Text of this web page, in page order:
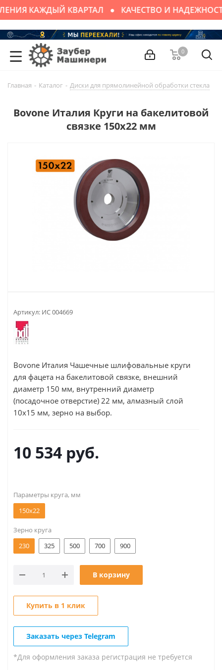
КАЖДЫЙ КВАРТАЛ КАЧЕСТВО И
0
Главная - Каталог - Диски для прямолинейной обработки стекла
Bovone Италия Круги на бакелитовой
связке 150х22 мм
Артикул: ИС 004669
Bovone Италия Чашечные шлифовальные круги
для фацета на бакелитовой связке, внешний
диаметр 150 мм, внутренний диаметр
(посадочное отверстие) 22 мм, алмазный слой
10х15 мм, зерно на выбор.
10 534 руб.
Параметры круга, мм
150х22
Зерно круга
230
325 500 700 900
В корзину
Купить в 1 клик
Заказать через Telegram
*Для оформления заказа регистрация не требуется